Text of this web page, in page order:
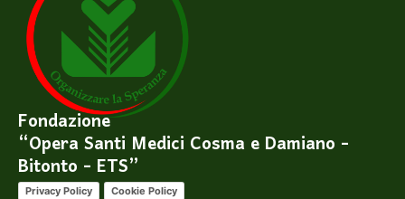
Fondazione
“Opera Santi Medici Cosma e Damiano -
Bitonto - ETS”
Privacy Policy Cookie Policy